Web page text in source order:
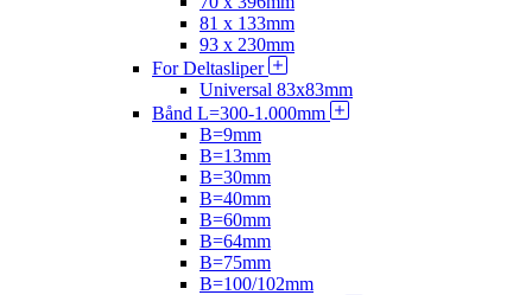
81 x 133mm
93 x 230mm
For Deltasliper
Universal 83x83mm
Bånd L=300-1.000mm
B=9mm
B=13mm
B=30mm
B=40mm
B=60mm
B=64mm
B=75mm
B=100/102mm